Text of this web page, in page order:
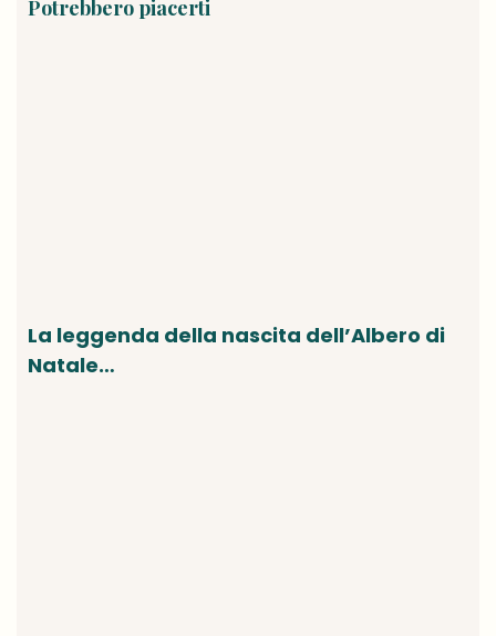
Potrebbero piacerti
La leggenda della nascita dell’Albero di
Natale…